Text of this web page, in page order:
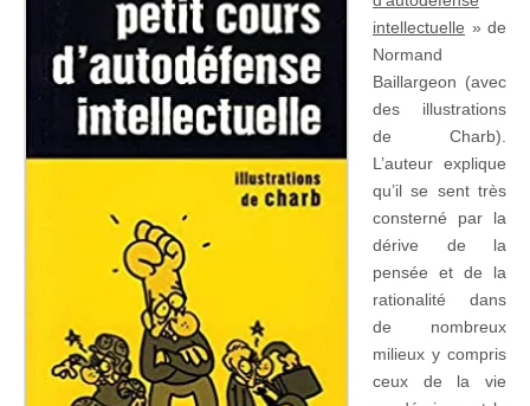
intellectuelle » de
Normand
Baillargeon (avec
des illustrations
de Charb).
L’auteur explique
qu’il se sent très
consterné par la
dérive de la
pensée et de la
rationalité dans
de nombreux
milieux y compris
ceux de la vie